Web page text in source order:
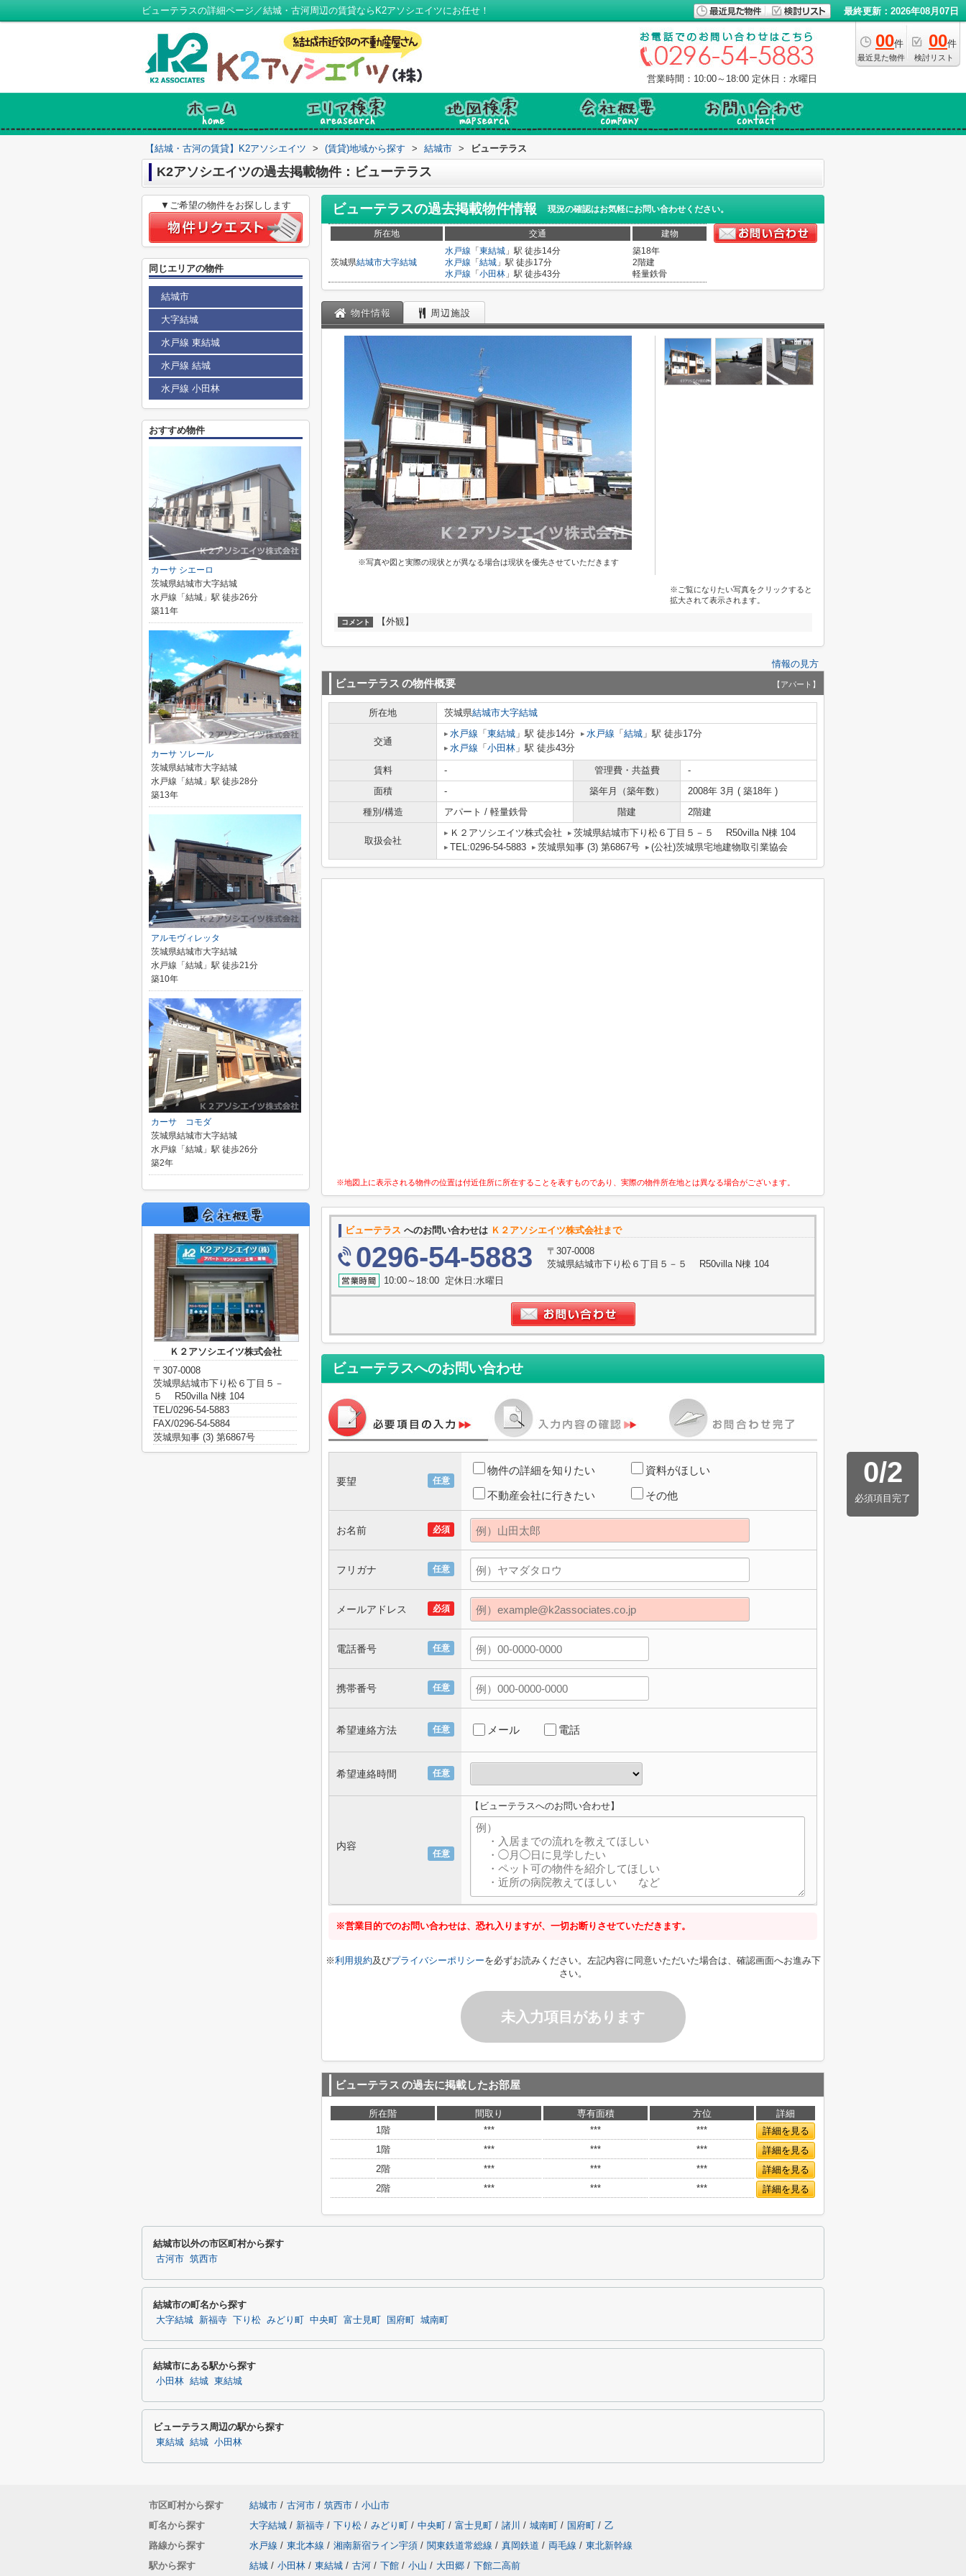
ビューテラスの詳細ページ／結城・古河周辺の賃貸ならK2アソシエイツにお任せ！ 最終更新：2026年08月07日
00件
最近見た物件
00件
検討リスト
営業時間：10:00～18:00 定休日：水曜日
【結城・古河の賃貸】K2アソシエイツ > (賃貸)地域から探す > 結城市 > ビューテラス
K2アソシエイツの過去掲載物件：ビューテラス
ビューテラスの過去掲載物件情報 現況の確認はお気軽にお問い合わせください。
所在地 交通 建物
茨城県結城市大字結城
水戸線 「 東結城 」駅 徒歩14分
水戸線 「 結城 」駅 徒歩17分
水戸線 「 小田林 」駅 徒歩43分
築18年
2階建
軽量鉄骨
物件情報 周辺施設
※写真や図と実際の現状とが異なる場合は現状を優先させていただきます
※ご覧になりたい写真をクリックすると
拡大されて表示されます。
コメント 【外観】
情報の見方
ビューテラス の物件概要 【アパート】
所在地 茨城県結城市大字結城
交通
水戸線 「 東結城 」駅 徒歩14分 水戸線 「 結城 」駅 徒歩17分
水戸線 「 小田林 」駅 徒歩43分
賃料 - 管理費・共益費
-
面積
- 築年月（築年数）
2008年 3月 ( 築18年 )
種別/構造
アパート / 軽量鉄骨 階建 2階建
取扱会社
Ｋ２アソシエイツ株式会社
茨城県結城市下り松６丁目５－５ R50villa N棟 104
TEL:0296-54-5883
茨城県知事 (3) 第6867号 (公社)茨城県宅地建物取引業協会
※地図上に表示される物件の位置は付近住所に所在することを表すものであり、実際の物件所在地とは異なる場合がございます。
ビューテラス へのお問い合わせは Ｋ２アソシエイツ株式会社まで
0296-54-5883
〒307-0008
茨城県結城市下り松６丁目５－５ R50villa N棟 104
10:00～18:00 定休日:水曜日
ビューテラスへのお問い合わせ
0/2
必須項目完了
任意
要望
物件の詳細を知りたい 資料がほしい
不動産会社に行きたい その他
必須
お名前
任意
フリガナ
必須
メールアドレス
任意
電話番号
任意
携帯番号
任意
希望連絡方法 メール 電話
任意
希望連絡時間
任意
内容
【ビューテラスへのお問い合わせ】
※営業目的でのお問い合わせは、恐れ入りますが、一切お断りさせていただきます。
※利用規約及びプライバシーポリシーを必ずお読みください。左記内容に同意いただいた場合は、確認画面へお進み下
さい。
未入力項目があります
ビューテラス の過去に掲載したお部屋
所在階 間取り 専有面積 方位
詳細
1階
*** *** ***
詳細を見る
1階
*** *** ***
詳細を見る
2階
*** *** ***
詳細を見る
2階
*** *** *** 詳細を見る
▼ご希望の物件をお探しします
同じエリアの物件
結城市
大字結城
水戸線 東結城
水戸線 結城
水戸線 小田林
おすすめ物件
カーサ シエーロ
茨城県結城市大字結城
水戸線「結城」駅 徒歩26分
築11年
カーサ ソレール
茨城県結城市大字結城
水戸線「結城」駅 徒歩28分
築13年
アルモヴィレッタ
茨城県結城市大字結城
水戸線「結城」駅 徒歩21分
築10年
カーサ コモダ
茨城県結城市大字結城
水戸線「結城」駅 徒歩26分
築2年
Ｋ２アソシエイツ株式会社
〒307-0008
茨城県結城市下り松６丁目５－
５ R50villa N棟 104
TEL/0296-54-5883
FAX/0296-54-5884
茨城県知事 (3) 第6867号
結城市以外の市区町村から探す
古河市 筑西市
結城市の町名から探す
大字結城 新福寺 下り松 みどり町 中央町 富士見町 国府町 城南町
結城市にある駅から探す
小田林 結城 東結城
ビューテラス周辺の駅から探す
東結城 結城 小田林
市区町村から探す 結城市 / 古河市 / 筑西市 / 小山市
町名から探す
大字結城 / 新福寺 / 下り松 / みどり町 / 中央町 / 富士見町 / 諸川 / 城南町 / 国府町 / 乙
路線から探す
水戸線 / 東北本線 / 湘南新宿ライン宇須 / 関東鉄道常総線 / 真岡鉄道 / 両毛線 / 東北新幹線
駅から探す
結城 / 小田林 / 東結城 / 古河 / 下館 / 小山 / 大田郷 / 下館二高前